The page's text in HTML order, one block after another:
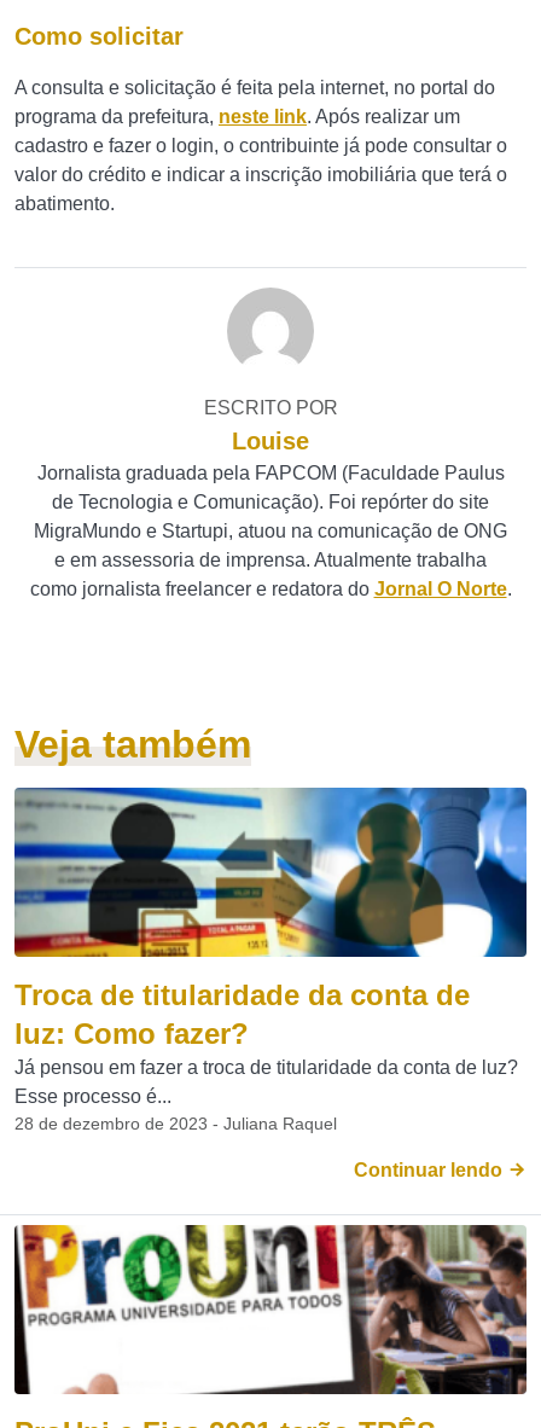
Como solicitar
A consulta e solicitação é feita pela internet, no portal do
programa da prefeitura, neste link. Após realizar um
cadastro e fazer o login, o contribuinte já pode consultar o
valor do crédito e indicar a inscrição imobiliária que terá o
abatimento.
ESCRITO POR
Louise
Jornalista graduada pela FAPCOM (Faculdade Paulus
de Tecnologia e Comunicação). Foi repórter do site
MigraMundo e Startupi, atuou na comunicação de ONG
e em assessoria de imprensa. Atualmente trabalha
como jornalista freelancer e redatora do Jornal O Norte.
Veja também
Troca de titularidade da conta de
luz: Como fazer?
Já pensou em fazer a troca de titularidade da conta de luz?
Esse processo é...
28 de dezembro de 2023 - Juliana Raquel
Continuar lendo